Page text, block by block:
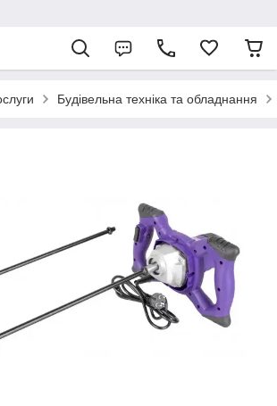
Будівельна техніка та обладнання